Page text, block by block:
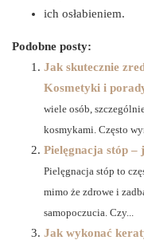
ich osłabieniem.
Podobne posty:
Jak skutecznie
Kosmetyki i
wiele osób,
kosmykami. Często
Pielęgnacja stóp –
Pielęgnacja stóp to
mimo że zdrowe i
samopoczucia. Czy...
Jak wykonać